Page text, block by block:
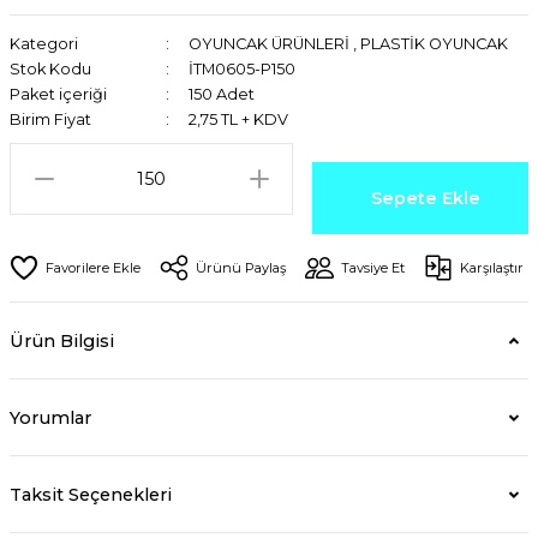
Kategori OYUNCAK ÜRÜNLERİ , PLASTİK OYUNCAK
Stok Kodu
İTM0605-P150
Paket içeriği
150 Adet
Birim Fiyat
2,75 TL + KDV
Sepete Ekle
Ürünü Paylaş Tavsiye Et Karşılaştır
Ürün Bilgisi
Yorumlar
Taksit Seçenekleri